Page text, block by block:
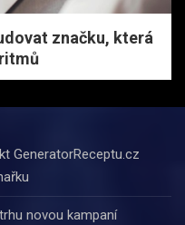
značku, která
GeneratorReceptu.cz
novou kampaní